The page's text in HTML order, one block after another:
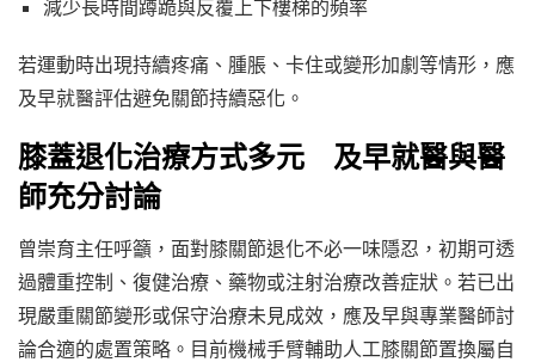
減少長時間蹲跪與反覆上下樓梯的頻率
若運動時出現持續疼痛、腫脹、卡住或變形加劇等情形，應
及早就醫評估避免關節持續惡化。
膝蓋退化治療方式多元 及早就醫與醫
師充分討論
曾崇育主任呼籲，面對膝關節退化不必一味隱忍，初期可透
過體重控制、復健治療、藥物或注射治療改善症狀。若已出
現嚴重關節變形或保守治療未見成效，應及早與專業醫師討
論合適的處置策略。目前機械手臂輔助人工膝關節置換屬自